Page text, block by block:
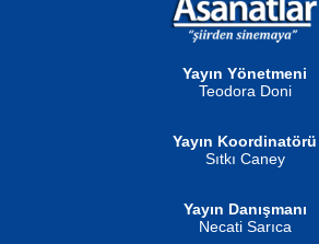
NURAN KÖSE BAYDAR
Ben Deniz Değilim ki...
Yayın Yönetmeni
Teodora Doni
Yayın Koordinatörü
Sıtkı Caney
Yayın Danışmanı
Necati Sarıca